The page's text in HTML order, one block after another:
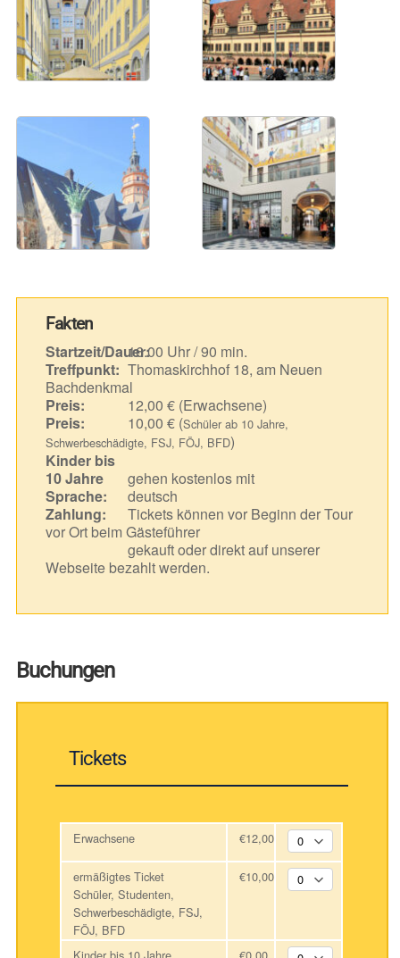
Fakten
Startzeit/Dauer:16.00 Uhr / 90 min.
Treffpunkt: Thomaskirchhof 18, am Neuen
Bachdenkmal
Preis:
12,00 € (Erwachsene)
Preis:
10,00 € (Schüler ab 10 Jahre,
Schwerbeschädigte, FSJ, FÖJ, BFD)
Kinder bis
10 Jahre
gehen kostenlos mit
Sprache:
deutsch
Zahlung:
Tickets können vor Beginn der Tour
vor Ort beim Gästeführer
gekauft oder direkt auf unserer
Webseite bezahlt werden.
Buchungen
Tickets
Erwachsene €12,00
ermäßigtes Ticket
Schüler, Studenten,
Schwerbeschädigte, FSJ,
FÖJ, BFD
€10,00